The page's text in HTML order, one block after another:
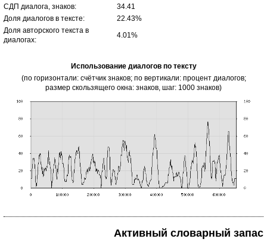
СДП диалога, знаков:
34.41
Доля диалогов в тексте:
22.43%
Доля авторского текста в
диалогах:
4.01%
Использование диалогов по тексту
(по горизонтали: счётчик знаков; по вертикали: процент диалогов;
размер скользящего окна: знаков, шаг: 1000 знаков)
Активный словарный запас